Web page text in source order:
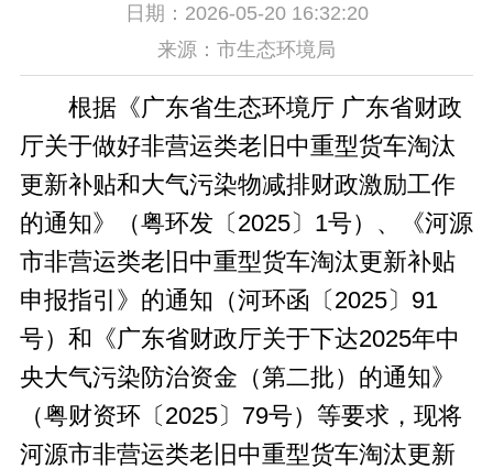
日期：2026-05-20 16:32:20
来源：市生态环境局
根据《广东省生态环境厅 广东省财政
厅关于做好非营运类老旧中重型货车淘汰
更新补贴和大气污染物减排财政激励工作
的通知》（粤环发〔2025〕1号）、《河源
市非营运类老旧中重型货车淘汰更新补贴
申报指引》的通知（河环函〔2025〕91
号）和《广东省财政厅关于下达2025年中
央大气污染防治资金（第二批）的通知》
（粤财资环〔2025〕79号）等要求，现将
河源市非营运类老旧中重型货车淘汰更新